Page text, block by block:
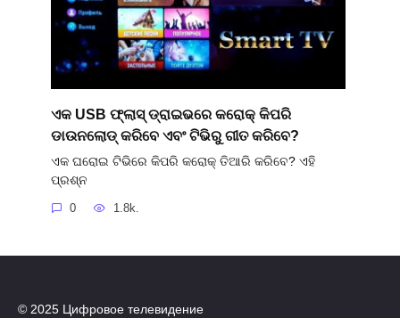
ଏକ USB ଫ୍ଲାସ୍ ଡ୍ରାଇଭରେ କରୋକ୍ କିପରି
ଡାଉନଲୋଡ୍ କରିବେ ଏବଂ ଟିଭିରୁ ଗୀତ କରିବେ?
ଏକ ଘରୋଇ ଟିଭିରେ କିପରି କରୋକ୍ ତିଆରି କରିବେ? ଏହି
ପ୍ରଶ୍ନ
0 1.8k.
© 2025 Цифровое телевидение